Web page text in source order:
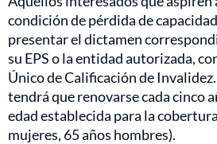
condición de pérdida de
presentar el dictamen
su EPS o la entidad autorizada,
Único de Calificación de
tendrá que renovarse cada cinco
edad establecida para la
mujeres, 65 años hombres).